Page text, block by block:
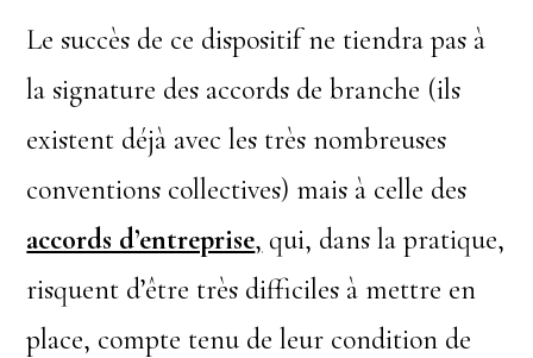
Le succès de ce dispositif ne tiendra pas à
la signature des accords de branche (ils
existent déjà avec les très nombreuses
conventions collectives) mais à celle des
accords d’entreprise, qui, dans la pratique,
risquent d’être très difficiles à mettre en
place, compte tenu de leur condition de